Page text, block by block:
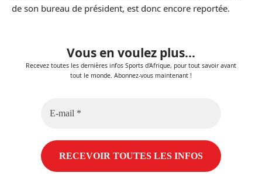
de son bureau de président, est donc encore reportée.
Vous en voulez plus...
Recevez toutes les dernières infos Sports d'Afrique, pour tout savoir avant
tout le monde. Abonnez-vous maintenant !